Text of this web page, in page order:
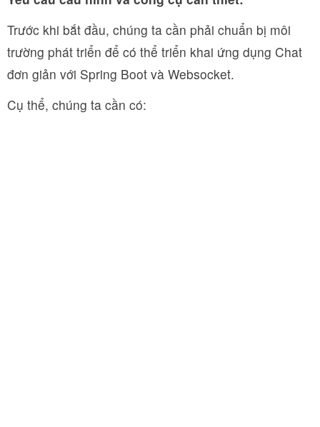
Trước khi bắt đầu, chúng ta cần phải chuẩn bị môi
trường phát triển để có thể triển khai ứng dụng Chat
đơn giản với Spring Boot và Websocket.
Cụ thể, chúng ta cần có: